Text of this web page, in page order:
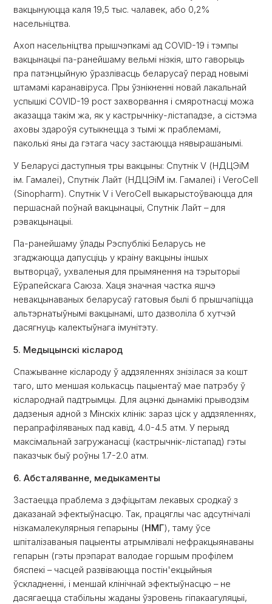
вакцынуюцца каля 19,5 тыс. чалавек, або 0,2%
насельніцтва.
Ахоп насельніцтва прышчэпкамі ад COVID-19 і тэмпы
вакцынацыі па-ранейшаму вельмі нізкія, што гаворыць
пра патэнцыйную ўразлівасць беларусаў перад новымі
штамамі каранавіруса. Пры ўзнікненні новай лакальнай
успышкі COVID-19 рост захворвання і смяротнасці можа
аказацца такім жа, як у кастрычніку-лістападзе, а сістэма
аховы здароўя сутыкнецца з тымі ж праблемамі,
паколькі яны да гэтага часу застаюцца нявырашанымі.
У Беларусі даступныя тры вакцыны: Спутнік V (НДЦЭіМ
ім. Гамалеі), Спутнік Лайт (НДЦЭіМ ім. Гамалеі) і VeroCell
(Sinopharm). Спутнік V і VeroCell выкарыстоўваюцца для
першаснай поўнай вакцынацыі, Спутнік Лайт – для
рэвакцынацыі.
Па-ранейшаму ўлады Рэспублікі Беларусь не
згаджаюцца дапусціць у краіну вакцыны іншых
вытворцаў, ухваленыя для прымянення на тэрыторыі
Еўрапейскага Саюза. Хаця значная частка яшчэ
невакцынаваных беларусаў гатовыя былі б прышчапіцца
альтэрнатыўнымі вакцынамі, што дазволіла б хутчэй
дасягнуць калектыўнага імунітэту.
5. Медыцынскі кісларод
Спажыванне кіслароду ў аддзяленнях знізілася за кошт
таго, што меншая колькасць пацыентаў мае патрэбу ў
кіслароднай падтрымцы. Для ацэнкі дынамікі прыводзім
дадзеныя адной з Мінскіх клінік: зараз ціск у аддзяленнях,
перапрафіляваных пад кавід, 4.0-4.5 атм. У перыяд
максімальнай загружанасці (кастрычнік-лістапад) гэты
паказчык быў роўны 1.7-2.0 атм.
6. Абсталяванне, медыкаменты
Застаецца праблема з дэфіцытам лекавых сродкаў з
даказанай эфектыўнасцю. Так, працяглы час адсутнічалі
нізкамалекулярныя гепарыны (НМГ), таму ўсе
шпіталізаваныя пацыенты атрымлівалі нефракцыянаваны
гепарын (гэты прэпарат валодае горшым профілем
бяспекі – часцей развіваюцца постін'екцыйныя
ўскладненні, і меншай клінічнай эфектыўнасцю – не
дасягаецца стабільны жаданы ўзровень гіпакаагуляцыі,